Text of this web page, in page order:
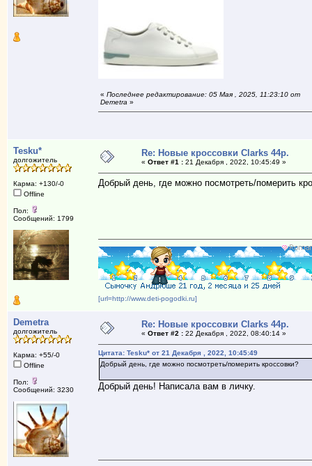
« Последнее редактирование: 05 Мая , 2025, 11:23:10 от
Demetra »
Tesku*
долгожитель
Карма: +130/-0
Offline
Пол:
Сообщений: 1799
Re: Новые кроссовки Clarks 44р.
« Ответ #1 :21 Декабря , 2022, 10:45:49 »
Добрый день, где можно посмотреть/померить
[url=http://www.deti-pogodki.ru]
Demetra
долгожитель
Карма: +55/-0
Offline
Пол:
Сообщений: 3230
Re: Новые кроссовки Clarks 44р.
« Ответ #2 :22 Декабря , 2022, 08:40:14 »
Цитата: Tesku* от 21 Декабря , 2022, 10:45:49
Добрый день, где можно посмотреть/померить кроссовки?
Добрый день! Написала вам в личку.